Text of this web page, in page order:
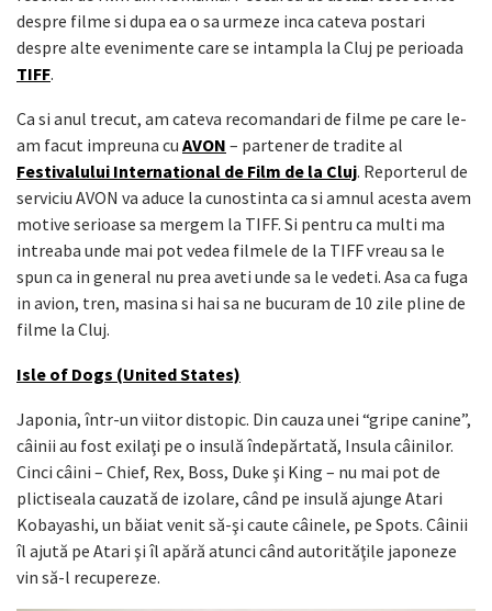
despre filme si dupa ea o sa urmeze inca cateva postari
despre alte evenimente care se intampla la Cluj pe perioada
TIFF.
Ca si anul trecut, am cateva recomandari de filme pe care le-
am facut impreuna cu AVON – partener de tradite al
Festivalului International de Film de la Cluj. Reporterul de
serviciu AVON va aduce la cunostinta ca si amnul acesta avem
motive serioase sa mergem la TIFF. Si pentru ca multi ma
intreaba unde mai pot vedea filmele de la TIFF vreau sa le
spun ca in general nu prea aveti unde sa le vedeti. Asa ca fuga
in avion, tren, masina si hai sa ne bucuram de 10 zile pline de
filme la Cluj.
Isle of Dogs (United States)
Japonia, într-un viitor distopic. Din cauza unei “gripe canine”,
câinii au fost exilaţi pe o insulă îndepărtată, Insula câinilor.
Cinci câini – Chief, Rex, Boss, Duke şi King – nu mai pot de
plictiseala cauzată de izolare, când pe insulă ajunge Atari
Kobayashi, un băiat venit să-şi caute câinele, pe Spots. Câinii
îl ajută pe Atari şi îl apără atunci când autorităţile japoneze
vin să-l recupereze.